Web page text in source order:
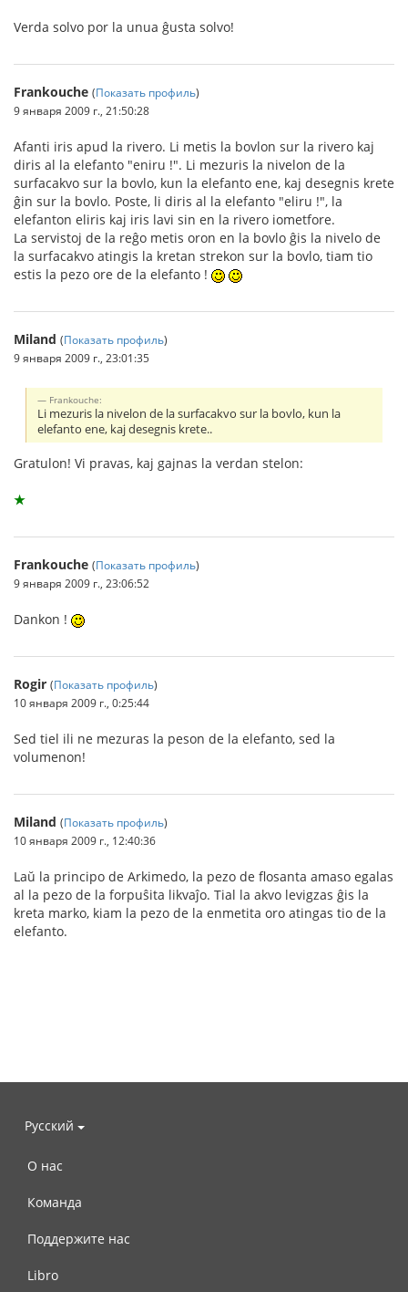
Verda solvo por la unua ĝusta solvo!
Frankouche (Показать профиль)
9 января 2009 г., 21:50:28
Afanti iris apud la rivero. Li metis la bovlon sur la rivero kaj
diris al la elefanto "eniru !". Li mezuris la nivelon de la
surfacakvo sur la bovlo, kun la elefanto ene, kaj desegnis krete
ĝin sur la bovlo. Poste, li diris al la elefanto "eliru !", la
elefanton eliris kaj iris lavi sin en la rivero iometfore.
La servistoj de la reĝo metis oron en la bovlo ĝis la nivelo de
la surfacakvo atingis la kretan strekon sur la bovlo, tiam tio
estis la pezo ore de la elefanto !
Miland (Показать профиль)
9 января 2009 г., 23:01:35
Frankouche:
Li mezuris la nivelon de la surfacakvo sur la bovlo, kun la
elefanto ene, kaj desegnis krete..
Gratulon! Vi pravas, kaj gajnas la verdan stelon:
★
Frankouche (Показать профиль)
9 января 2009 г., 23:06:52
Dankon !
Rogir (Показать профиль)
10 января 2009 г., 0:25:44
Sed tiel ili ne mezuras la peson de la elefanto, sed la
volumenon!
Miland (Показать профиль)
10 января 2009 г., 12:40:36
Laŭ la principo de Arkimedo, la pezo de flosanta amaso egalas
al la pezo de la forpuŝita likvaĵo. Tial la akvo levigzas ĝis la
kreta marko, kiam la pezo de la enmetita oro atingas tio de la
elefanto.
Русский
О нас
Команда
Поддержите нас
Libro